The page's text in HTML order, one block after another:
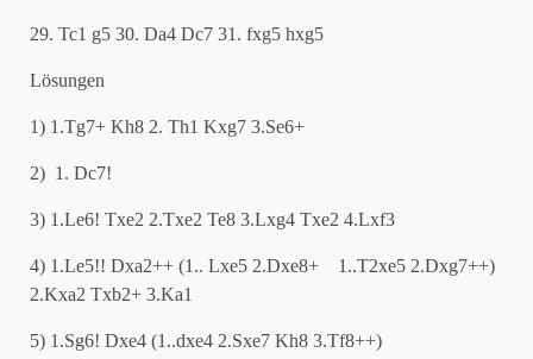
29. Tc1 g5 30. Da4 Dc7 31. fxg5 hxg5
Lösungen
1) 1.Tg7+ Kh8 2. Th1 Kxg7 3.Se6+
2) 1. Dc7!
3) 1.Le6! Txe2 2.Txe2 Te8 3.Lxg4 Txe2 4.Lxf3
4) 1.Le5!! Dxa2++ (1.. Lxe5 2.Dxe8+ 1..T2xe5 2.Dxg7++)
2.Kxa2 Txb2+ 3.Ka1
5) 1.Sg6! Dxe4 (1..dxe4 2.Sxe7 Kh8 3.Tf8++)